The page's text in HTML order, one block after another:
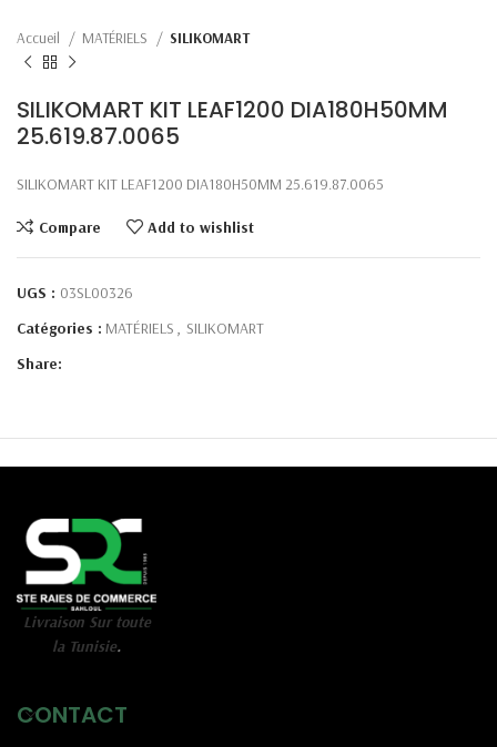
Accueil MATÉRIELS SILIKOMART
SILIKOMART KIT LEAF1200 DIA180H50MM
25.619.87.0065
SILIKOMART KIT LEAF1200 DIA180H50MM 25.619.87.0065
Compare Add to wishlist
UGS : 03SL00326
Catégories : MATÉRIELS , SILIKOMART
Share:
Livraison Sur toute
la Tunisie.
CONTACT